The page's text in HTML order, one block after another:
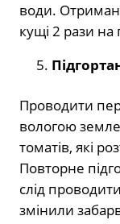
води.
кущі 2 рази на
Проводити
вологою
томатів, які
Повторне
слід
змінили